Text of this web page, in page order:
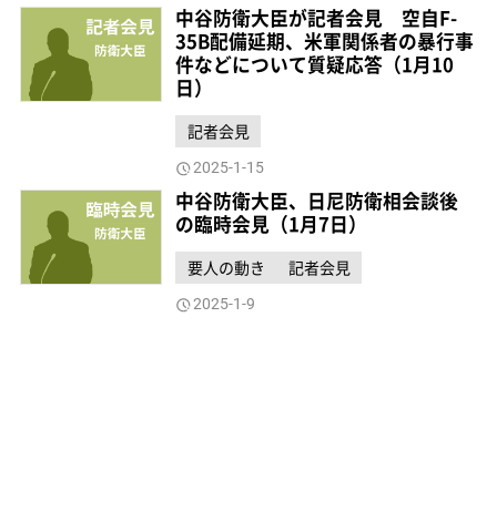
中谷防衛大臣が記者会見 空自F-
35B配備延期、米軍関係者の暴行事
件などについて質疑応答（1月10
日）
記者会見
2025-1-15
中谷防衛大臣、日尼防衛相会談後
の臨時会見（1月7日）
要人の動き 記者会見
2025-1-9